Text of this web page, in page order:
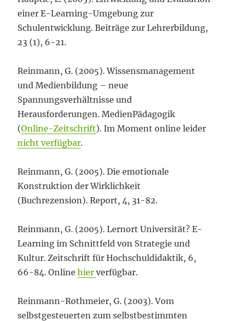
einer E-Learning-Umgebung zur
Schulentwicklung. Beiträge zur Lehrerbildung,
23 (1), 6-21.
Reinmann, G. (2005). Wissensmanagement
und Medienbildung – neue
Spannungsverhältnisse und
Herausforderungen. MedienPädagogik
(Online-Zeitschrift). Im Moment online leider
nicht verfügbar.
Reinmann, G. (2005). Die emotionale
Konstruktion der Wirklichkeit
(Buchrezension). Report, 4, 31-82.
Reinmann, G. (2005). Lernort Universität? E-
Learning im Schnittfeld von Strategie und
Kultur. Zeitschrift für Hochschuldidaktik, 6,
66-84. Onlinehierverfügbar.
Reinmann-Rothmeier, G. (2003). Vom
selbstgesteuerten zum selbstbestimmten